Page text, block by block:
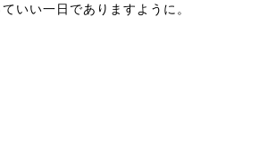
いい一日でありますように。